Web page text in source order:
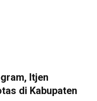
Itjen
di Kabupaten